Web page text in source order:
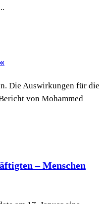
Die Auswirkungen für die
von Mohammed
– Menschen